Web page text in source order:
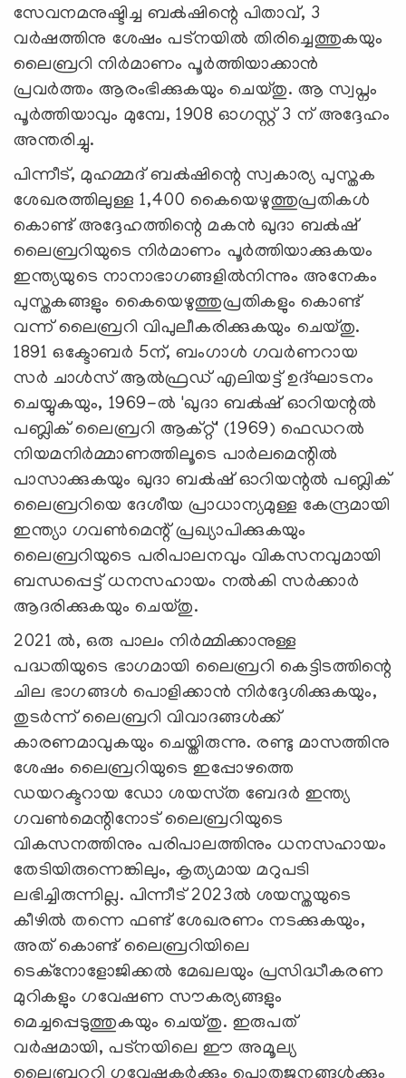
സേവനമനുഷ്ടിച്ച ബക്‍ഷിന്റെ പിതാവ്, 3
വർഷത്തിനു ശേഷം പട്‌നയിൽ തിരിച്ചെത്തുകയും
ലൈബ്രറി നിർമാണം പൂർത്തിയാക്കാന്‍
പ്രവർത്തം ആരംഭിക്കുകയും ചെയ്തു. ആ സ്വപ്നം
പൂർത്തിയാവും മുമ്പേ, 1908 ഓഗസ്റ്റ് 3 ന് അദ്ദേഹം
അന്തരിച്ചു.
പിന്നീട്, മുഹമ്മദ് ബക്‍ഷിന്റെ സ്വകാര്യ പുസ്തക
ശേഖരത്തിലുള്ള 1,400 കൈയെഴുത്തുപ്രതികൾ
കൊണ്ട് അദ്ദേഹത്തിന്റെ മകൻ ഖുദാ ബക്‍ഷ്
ലൈബ്രറിയുടെ നിർമാണം പൂർത്തിയാക്കുകയം
ഇന്ത്യയുടെ നാനാഭാഗങ്ങളിൽനിന്നും അനേകം
പുസ്തകങ്ങളും കൈയെഴുത്തുപ്രതികളും കൊണ്ട്
വന്ന് ലൈബ്രറി വിപുലീകരിക്കുകയും ചെയ്തു.
1891 ഒക്ടോബർ 5ന്, ബംഗാൾ ഗവർണറായ
സർ ചാൾസ് ആൽഫ്രഡ് എലിയട്ട് ഉദ്ഘാടനം
ചെയ്യുകയും, 1969-ൽ 'ഖുദാ ബക്‍ഷ് ഓറിയന്റൽ
പബ്ലിക് ലൈബ്രറി ആക്റ്റ്' (1969) ഫെഡറൽ
നിയമനിർമ്മാണത്തിലൂടെ പാർലമെന്റിൽ
പാസാക്കുകയും ഖുദാ ബക്‍ഷ് ഓറിയന്റൽ പബ്ലിക്
ലൈബ്രറിയെ ദേശീയ പ്രാധാന്യമുള്ള കേന്ദ്രമായി
ഇന്ത്യാ ഗവൺമെന്റ് പ്രഖ്യാപിക്കുകയും
ലൈബ്രറിയുടെ പരിപാലനവും വികസനവുമായി
ബന്ധപ്പെട്ട് ധനസഹായം നൽകി സർക്കാർ
ആദരിക്കുകയും ചെയ്തു.
2021 ൽ, ഒരു പാലം നിർമ്മിക്കാനുള്ള
പദ്ധതിയുടെ ഭാഗമായി ലൈബ്രറി കെട്ടിടത്തിന്റെ
ചില ഭാഗങ്ങൾ പൊളിക്കാൻ നിർദ്ദേശിക്കുകയും,
തുടർന്ന് ലൈബ്രറി വിവാദങ്ങൾക്ക്
കാരണമാവുകയും ചെയ്തിരുന്നു. രണ്ടു മാസത്തിനു
ശേഷം ലൈബ്രറിയുടെ ഇപ്പോഴത്തെ
ഡയറക്ടറായ ഡോ ശയസ്‌ത ബേദർ ഇന്ത്യ
ഗവൺമെന്റിനോട് ലൈബ്രറിയുടെ
വികസനത്തിനും പരിപാലത്തിനും ധനസഹായം
തേടിയിരുന്നെങ്കിലും, കൃത്യമായ മറുപടി
ലഭിച്ചിരുന്നില്ല. പിന്നീട് 2023ൽ ശയസ്തയുടെ
കീഴിൽ തന്നെ ഫണ്ട് ശേഖരണം നടക്കുകയും,
അത് കൊണ്ട് ലൈബ്രറിയിലെ
ടെക്നോളോജിക്കൽ മേഖലയും പ്രസിദ്ധീകരണ
മുറികളും ഗവേഷണ സൗകര്യങ്ങളും
മെച്ചപ്പെടുത്തുകയും ചെയ്തു. ഇരുപത്
വർഷമായി, പട്നയിലെ ഈ അമൂല്യ